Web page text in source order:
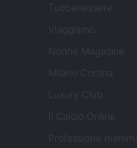
Tuobenessere
Viaggiamo
Nonne Magazine
Milano Cortina
Luxury Club
Il Calcio Online
Professione mamma